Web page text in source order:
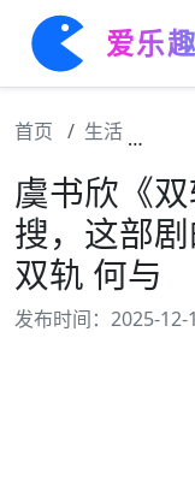
爱乐
首页 生活
虞书欣《
搜，这部
双轨 何与
发布时间：2025-12-